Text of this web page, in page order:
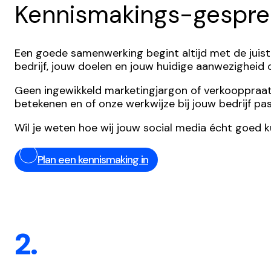
Kennismakings-
Een goede samenwerking begint altijd met de
bedrijf, jouw doelen en jouw huidige
Geen ingewikkeld marketingjargon of
betekenen en of onze werkwijze bij jouw bedrijf
Wil je weten hoe wij jouw social media écht goed
Plan een kennismaking in
2.